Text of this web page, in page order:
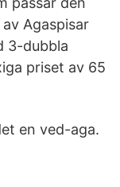
Agaspisar
3-dubbla
priset av 65
en ved-aga.